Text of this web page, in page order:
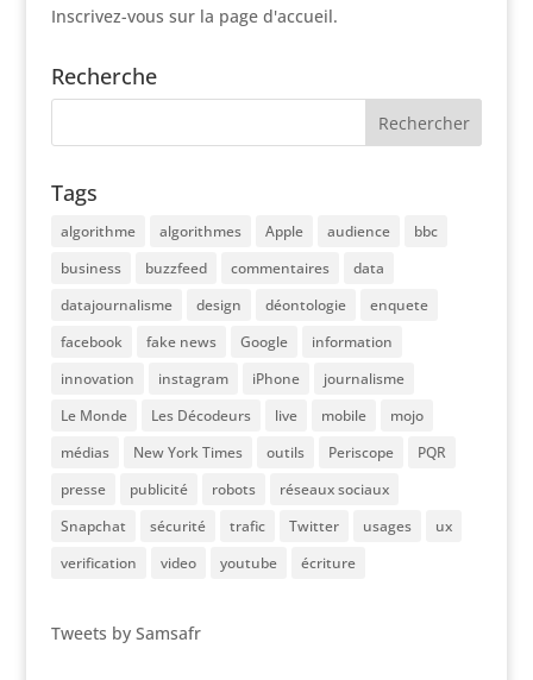
Inscrivez-vous sur la page d'accueil.
Recherche
Tags
algorithme algorithmes Apple audience
bbc
business
buzzfeed commentaires
data
datajournalisme
design déontologie
enquete
facebook
fake news Google
information
innovation
instagram iPhone
journalisme
Le Monde
Les Décodeurs live mobile
mojo
médias
New York Times outils Periscope
PQR
presse
publicité robots
réseaux sociaux
Snapchat
sécurité trafic Twitter usages
ux
verification
video youtube écriture
Tweets by Samsafr